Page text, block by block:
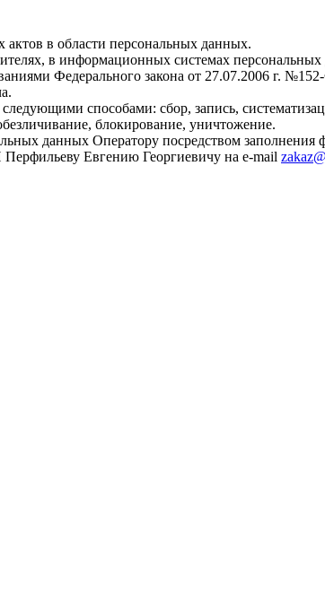
в области персональных данных.
в информационных системах персональных
Федерального закона от 27.07.2006 г.
способами: сбор, запись,
блокирование, уничтожение.
данных Оператору посредством
Евгению Георгиевичу на e-mail